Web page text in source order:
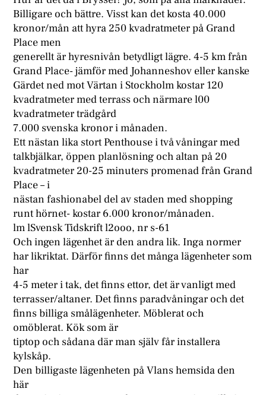
Billigare och bättre. Visst kan det kosta 40.000
kronor/mån att hyra 250 kvadratmeter på Grand
Place men
generellt är hyresnivån betydligt lägre. 4-5 km från
Grand Place- jämför med Johanneshov eller kanske
Gärdet ned mot Värtan i Stockholm kostar 120
kvadratmeter med terrass och närmare l00
kvadratmeter trädgård
7.000 svenska kronor i månaden.
Ett nästan lika stort Penthouse i två våningar med
talkbjälkar, öppen planlösning och altan på 20
kvadratmeter 20-25 minuters promenad från Grand
Place – i
nästan fashionabel del av staden med shopping
runt hörnet- kostar 6.000 kronor/månaden.
lm lSvensk Tidskrift l2ooo, nr s-61
Och ingen lägenhet är den andra lik. Inga normer
har likriktat. Därför finns det många lägenheter som
har
4-5 meter i tak, det finns ettor, det är vanligt med
terrasser/altaner. Det finns paradvåningar och det
finns billiga smålägenheter. Möblerat och
omöblerat. Kök som är
tiptop och sådana där man själv får installera
kylskåp.
Den billigaste lägenheten på Vlans hemsida den
här